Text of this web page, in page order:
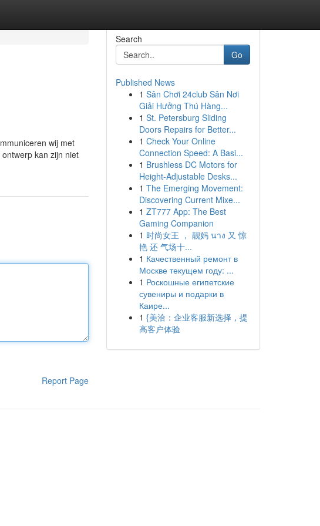
wij met
kan zijn niet
Report Page
Search
Go
Published News
1 Sân Chơi 24club Sân Nơi
Giải Hưởng Thú Hàng...
1 St. Petersburg Sliding
Doors Repairs for Better...
1 Check Your Online
Connection Speed: A Basi...
1 Brushless DC Motors for
Height-Adjustable Desks...
1 The Emerging Movement:
Discovering Current Mixe...
1 ZT777 App: The Best
Gaming Companion
1 时尚女王 ， 靓妈 นาง 又 惊
艳 还 气场十...
1 Качественный ремонт в
Москве текущем году: ...
1 Роскошные египетские
сувениры и подарки в
Каире...
1 {美洽：企业客服新选择，提
高客户体验